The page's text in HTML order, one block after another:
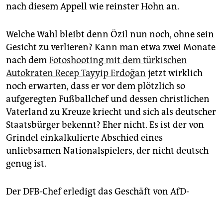
nach diesem Appell wie reinster Hohn an.
Welche Wahl bleibt denn Özil nun noch, ohne sein
Gesicht zu verlieren? Kann man etwa zwei Monate
nach demFotoshooting mit dem türkischen
Autokraten Recep Tayyip Erdoğan jetzt wirklich
noch erwarten, dass er vor dem plötzlich so
aufgeregten Fußballchef und dessen christlichen
Vaterland zu Kreuze kriecht und sich als deutscher
Staatsbürger bekennt? Eher nicht. Es ist der von
Grindel einkalkulierte Abschied eines
unliebsamen Nationalspielers, der nicht deutsch
genug ist.
Der DFB-Chef erledigt das Geschäft von AfD-